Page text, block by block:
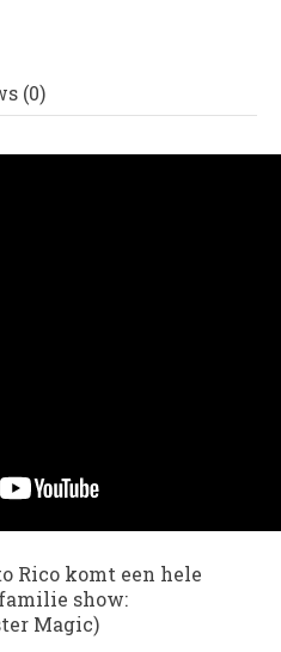
(0)
Rico komt een hele
show:
Magic)